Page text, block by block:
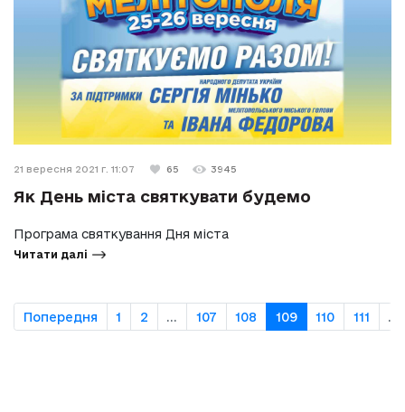
21 вересня 2021 г. 11:07 65 3945
Як День міста святкувати будемо
Програма святкування Дня міста
Читати далі
Попередня 1 2 ... 107 108 109 110 111 ...